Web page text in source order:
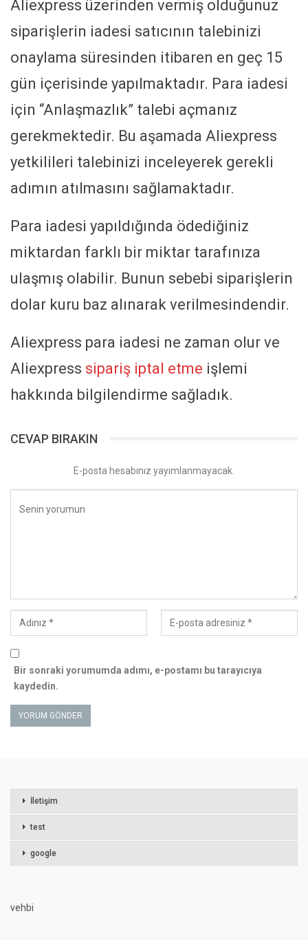
Aliexpress üzerinden vermiş olduğunuz
siparişlerin iadesi satıcının talebinizi
onaylama süresinden itibaren en geç 15
gün içerisinde yapılmaktadır. Para iadesi
için “Anlaşmazlık” talebi açmanız
gerekmektedir. Bu aşamada Aliexpress
yetkilileri talebinizi inceleyerek gerekli
adımın atılmasını sağlamaktadır.
Para iadesi yapıldığında ödediğiniz
miktardan farklı bir miktar tarafınıza
ulaşmış olabilir. Bunun sebebi siparişlerin
dolar kuru baz alınarak verilmesindendir.
Aliexpress para iadesi ne zaman olur ve
Aliexpress sipariş iptal etme işlemi
hakkında bilgilendirme sağladık.
CEVAP BIRAKIN
E-posta hesabınız yayımlanmayacak.
Bir sonraki yorumumda adımı, e-postamı bu tarayıcıya
kaydedin.
İletişim
test
google
vehbi